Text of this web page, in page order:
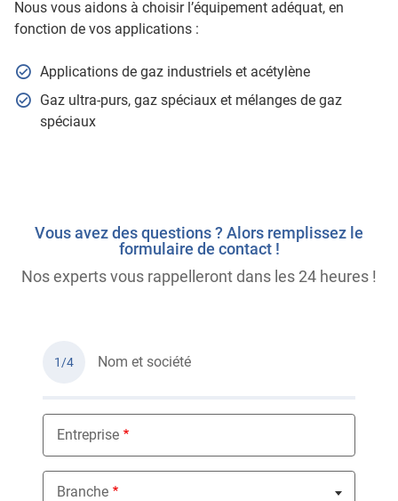
Nous vous aidons à choisir l’équipement adéquat, en
fonction de vos applications :
Applications de gaz industriels et acétylène
Gaz ultra-purs, gaz spéciaux et mélanges de gaz
spéciaux
Vous avez des questions ? Alors remplissez le
formulaire de contact !
Nos experts vous rappelleront dans les 24 heures !
1/4 Nom et société
Entreprise
Branche
Nothing selected